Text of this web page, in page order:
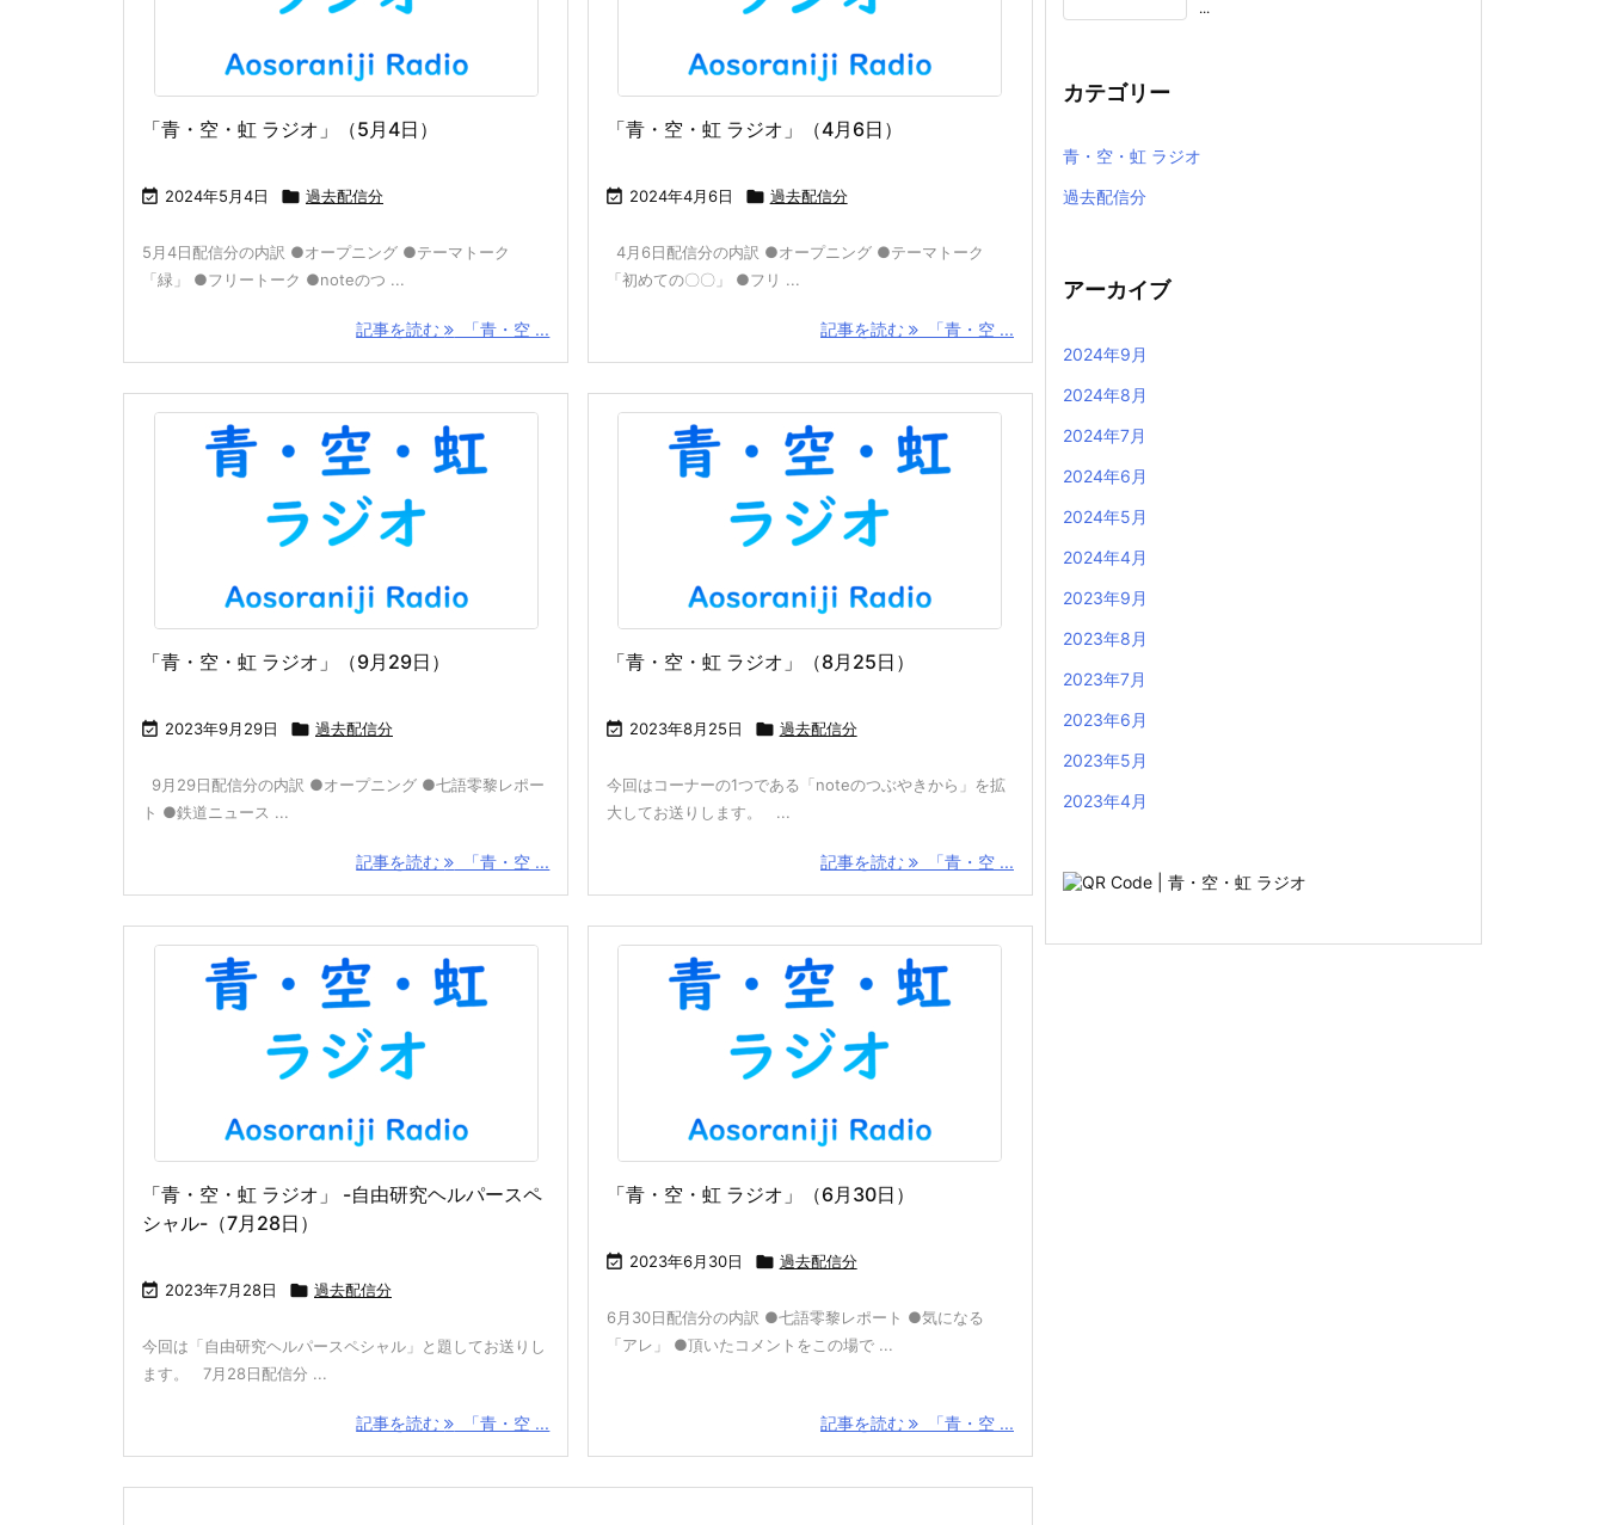
「青・空・虹 ラジオ」（5月4日）
 2024年5月4日  過去配信分
5月4日配信分の内訳 ●オープニング ●テーマトーク
「緑」 ●フリートーク ●noteのつ ...
記事を読む 「青・空 ...
「青・空・虹 ラジオ」（4月6日）
 2024年4月6日  過去配信分
4月6日配信分の内訳 ●オープニング ●テーマトーク
「初めての〇〇」 ●フリ ...
記事を読む 「青・空 ...
「青・空・虹 ラジオ」（9月29日）
 2023年9月29日  過去配信分
9月29日配信分の内訳 ●オープニング ●七語零黎レポー
ト ●鉄道ニュース ...
記事を読む 「青・空 ...
「青・空・虹 ラジオ」（8月25日）
 2023年8月25日  過去配信分
今回はコーナーの1つである「noteのつぶやきから」を拡
大してお送りします。 ...
記事を読む 「青・空 ...
「青・空・虹 ラジオ」 -自由研究ヘルパースペ
シャル-（7月28日）
 2023年7月28日  過去配信分
今回は「自由研究ヘルパースペシャル」と題してお送りし
ます。 7月28日配信分 ...
記事を読む 「青・空 ...
「青・空・虹 ラジオ」（6月30日）
 2023年6月30日  過去配信分
6月30日配信分の内訳 ●七語零黎レポート ●気になる
「アレ」 ●頂いたコメントをこの場で ...
記事を読む 「青・空 ...
...
カテゴリー
青・空・虹 ラジオ
過去配信分
アーカイブ
2024年9月
2024年8月
2024年7月
2024年6月
2024年5月
2024年4月
2023年9月
2023年8月
2023年7月
2023年6月
2023年5月
2023年4月